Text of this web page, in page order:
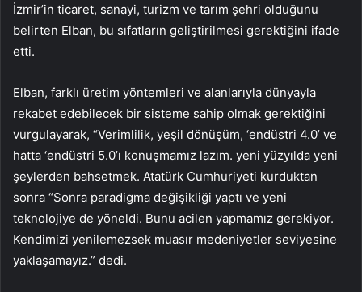
İzmir’in ticaret, sanayi, turizm ve tarım şehri olduğunu
belirten Elban, bu sıfatların geliştirilmesi gerektiğini ifade
etti.
Elban, farklı üretim yöntemleri ve alanlarıyla dünyayla
rekabet edebilecek bir sisteme sahip olmak gerektiğini
vurgulayarak, “Verimlilik, yeşil dönüşüm, ‘endüstri 4.0’ ve
hatta ‘endüstri 5.0’ı konuşmamız lazım. yeni yüzyılda yeni
şeylerden bahsetmek. Atatürk Cumhuriyeti kurduktan
sonra “Sonra paradigma değişikliği yaptı ve yeni
teknolojiye de yöneldi. Bunu acilen yapmamız gerekiyor.
Kendimizi yenilemezsek muasır medeniyetler seviyesine
yaklaşamayız.” dedi.